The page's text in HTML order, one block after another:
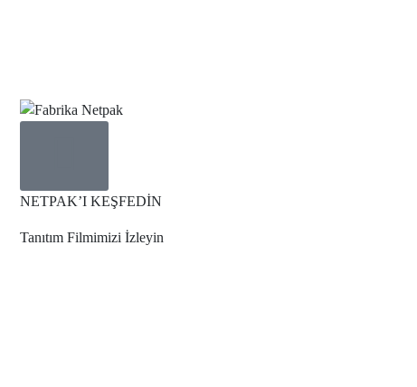
NETPAK’I KEŞFEDİN
Tanıtım Filmimizi İzleyin